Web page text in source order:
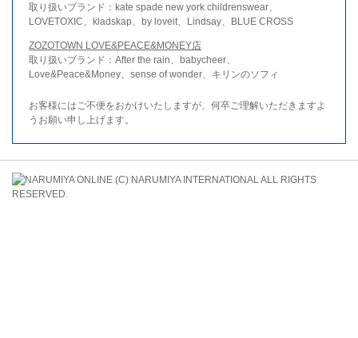
取り扱いブランド：kate spade new york childrenswear、
LOVETOXIC、kladskap、by loveit、Lindsay、BLUE CROSS
ZOZOTOWN LOVE&PEACE&MONEY店
取り扱いブランド：After the rain、babycheer、
Love&Peace&Money、sense of wonder、キリンのソフィ
お客様にはご不便をおかけいたしますが、何卒ご理解いただきますよ
うお願い申し上げます。